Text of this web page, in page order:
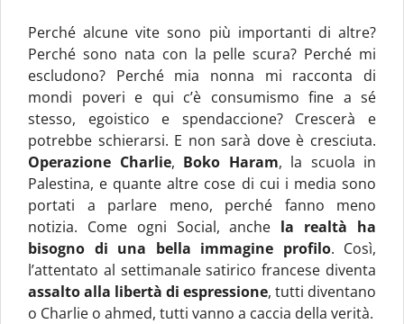
Perché alcune vite sono più importanti di altre?
Perché sono nata con la pelle scura? Perché mi
escludono? Perché mia nonna mi racconta di
mondi poveri e qui c’è consumismo fine a sé
stesso, egoistico e spendaccione? Crescerà e
potrebbe schierarsi. E non sarà dove è cresciuta.
Operazione Charlie, Boko Haram, la scuola in
Palestina, e quante altre cose di cui i media sono
portati a parlare meno, perché fanno meno
notizia. Come ogni Social, anche la realtà ha
bisogno di una bella immagine profilo. Così,
l’attentato al settimanale satirico francese diventa
assalto alla libertà di espressione, tutti diventano
o Charlie o ahmed, tutti vanno a caccia della verità.